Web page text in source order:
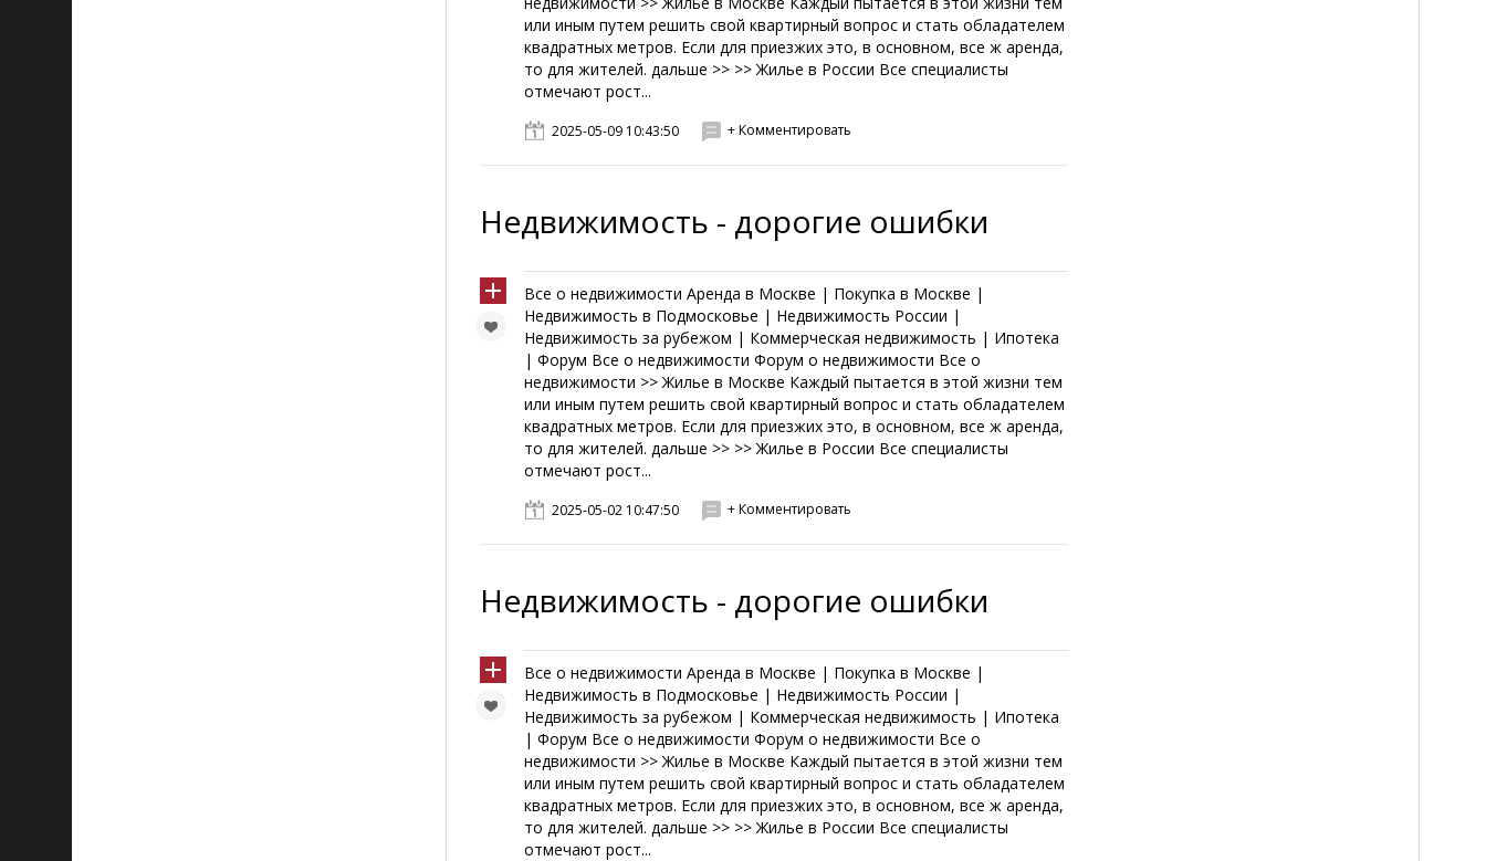
или иным путем решить свой квартирный вопрос и стать обладателем
квадратных метров. Если для приезжих это, в основном, все ж аренда,
то для жителей. дальше >> >> Жилье в России Все специалисты
отмечают рост...
2025-05-09 10:43:50 + Комментировать
Недвижимость - дорогие ошибки
Все о недвижимости Аренда в Москве | Покупка в Москве |
Недвижимость в Подмосковье | Недвижимость России |
Недвижимость за рубежом | Коммерческая недвижимость | Ипотека
| Форум Все о недвижимости Форум о недвижимости Все о
недвижимости >> Жилье в Москве Каждый пытается в этой жизни тем
или иным путем решить свой квартирный вопрос и стать обладателем
квадратных метров. Если для приезжих это, в основном, все ж аренда,
то для жителей. дальше >> >> Жилье в России Все специалисты
отмечают рост...
2025-05-02 10:47:50 + Комментировать
Недвижимость - дорогие ошибки
Все о недвижимости Аренда в Москве | Покупка в Москве |
Недвижимость в Подмосковье | Недвижимость России |
Недвижимость за рубежом | Коммерческая недвижимость | Ипотека
| Форум Все о недвижимости Форум о недвижимости Все о
недвижимости >> Жилье в Москве Каждый пытается в этой жизни тем
или иным путем решить свой квартирный вопрос и стать обладателем
квадратных метров. Если для приезжих это, в основном, все ж аренда,
то для жителей. дальше >> >> Жилье в России Все специалисты
отмечают рост...